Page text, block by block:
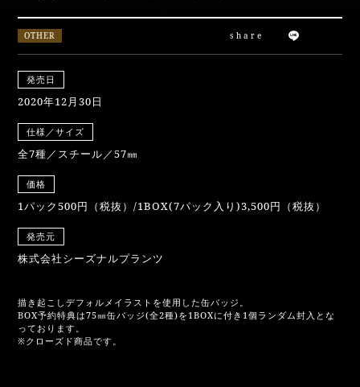
OTHER share
発売日
2020年12月30日
仕様／サイズ
全7種／スチール／57㎜
価格
1パック500円（税抜）/1BOX(7パック入り)3,500円（税抜）
発売元
株式会社シーズナルプランツ
描き起こしデフォルメイラストを使用した缶バッジ。
BOX予約特典は75㎜缶バッジ(全2種)を1BOXに付き1個ランダム封入とな
っております。
※クローズド商品です。